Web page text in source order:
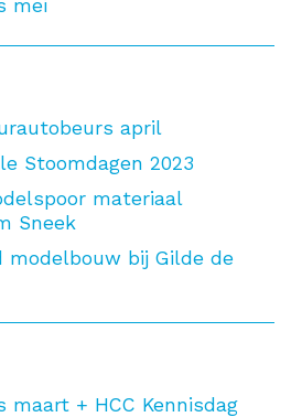
mei
april
Stoomdagen 2023
materiaal
Sneek
modelbouw bij Gilde de
maart + HCC Kennisdag